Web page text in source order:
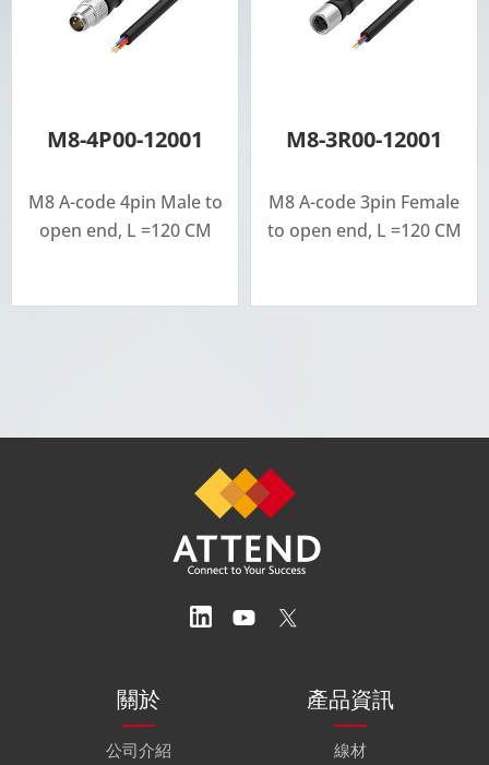
M8-4P00-12001
M8 A-code 4pin Male to
open end, L =120 CM
M8-3R00-12001
M8 A-code 3pin Female
to open end, L =120 CM
關於
公司介紹
產品資訊
線材